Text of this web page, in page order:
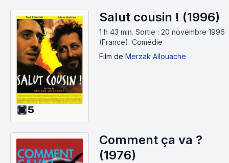
5
Salut cousin ! (1996)
1 h 43 min. Sortie : 20 novembre 1996
(France). Comédie
Film de Merzak Allouache
Comment ça va ?
(1976)